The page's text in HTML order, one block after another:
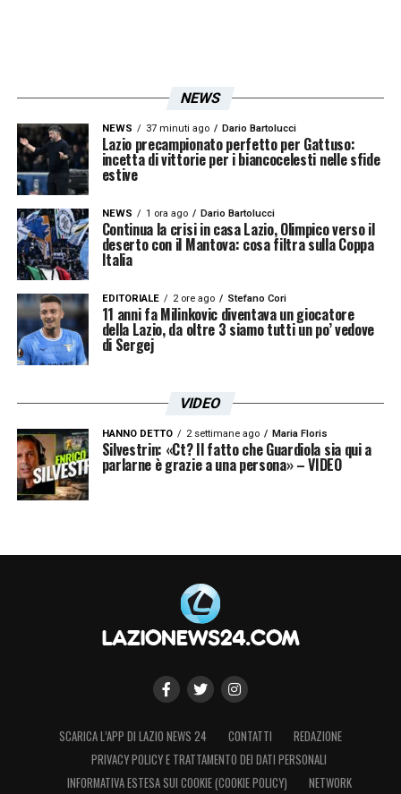
NEWS
NEWS 37 minuti ago Dario Bartolucci
Lazio precampionato perfetto per Gattuso:
incetta di vittorie per i biancocelesti nelle sfide
estive
NEWS 1 ora ago Dario Bartolucci
Continua la crisi in casa Lazio, Olimpico verso il
deserto con il Mantova: cosa filtra sulla Coppa
Italia
EDITORIALE 2 ore ago Stefano Cori
11 anni fa Milinkovic diventava un giocatore
della Lazio, da oltre 3 siamo tutti un po’ vedove
di Sergej
VIDEO
HANNO DETTO 2 settimane ago Maria Floris
Silvestrin: «Ct? Il fatto che Guardiola sia qui a
parlarne è grazie a una persona» – VIDEO
SCARICA L’APP DI LAZIO NEWS 24 CONTATTI
REDAZIONE
PRIVACY POLICY E TRATTAMENTO DEI DATI PERSONALI
INFORMATIVA ESTESA SUI COOKIE (COOKIE POLICY)
NETWORK